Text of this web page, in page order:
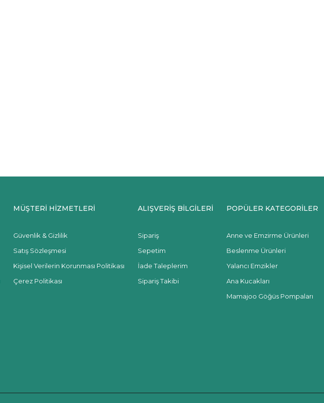
MÜŞTERİ HİZMETLERİ
Güvenlik & Gizlilik
Satış Sözleşmesi
Kişisel Verilerin Korunması Politikası
Çerez Politikası
ALIŞVERİŞ BİLGİLERİ
Sipariş
Sepetim
İade Taleplerim
Sipariş Takibi
POPÜLER KATEGORİLER
Anne ve Emzirme Ürünleri
Beslenme Ürünleri
Yalancı Emzikler
Ana Kucakları
Mamajoo Göğüs Pompaları